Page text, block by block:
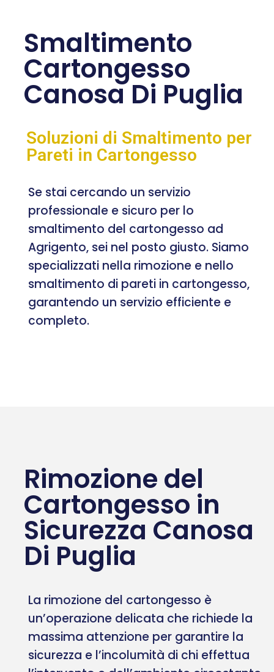
Smaltimento
Cartongesso
Canosa Di Puglia
Soluzioni di Smaltimento per
Pareti in Cartongesso
Se stai cercando un servizio
professionale e sicuro per lo
smaltimento del cartongesso ad
Agrigento, sei nel posto giusto. Siamo
specializzati nella rimozione e nello
smaltimento di pareti in cartongesso,
garantendo un servizio efficiente e
completo.
Rimozione del
Cartongesso in
Sicurezza Canosa
Di Puglia
La rimozione del cartongesso è
un’operazione delicata che richiede la
massima attenzione per garantire la
sicurezza e l’incolumità di chi effettua